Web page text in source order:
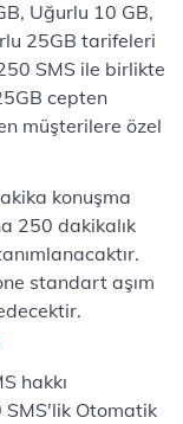
Uğurlu 10 GB,
25GB tarifeleri
SMS ile birlikte
cepten
müşterilere özel
konuşma
250 dakikalık
standart aşım
hakkı
Otomatik